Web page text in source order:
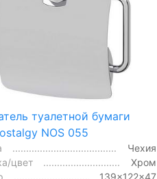
туалетной бумаги
NOS 055
Чехия
цвет
Хром
139x122x47